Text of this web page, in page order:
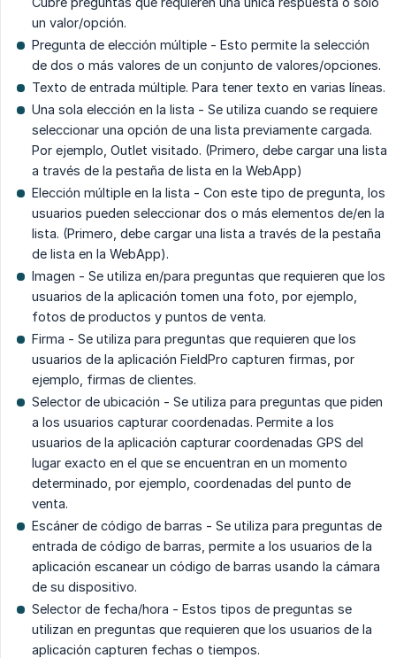
un valor/opción.
Pregunta de elección múltiple - Esto permite la selección
de dos o más valores de un conjunto de valores/opciones.
Texto de entrada múltiple. Para tener texto en varias líneas.
Una sola elección en la lista - Se utiliza cuando se requiere
seleccionar una opción de una lista previamente cargada.
Por ejemplo, Outlet visitado. (Primero, debe cargar una lista
a través de la pestaña de lista en la WebApp)
Elección múltiple en la lista - Con este tipo de pregunta, los
usuarios pueden seleccionar dos o más elementos de/en la
lista. (Primero, debe cargar una lista a través de la pestaña
de lista en la WebApp).
Imagen - Se utiliza en/para preguntas que requieren que los
usuarios de la aplicación tomen una foto, por ejemplo,
fotos de productos y puntos de venta.
Firma - Se utiliza para preguntas que requieren que los
usuarios de la aplicación FieldPro capturen firmas, por
ejemplo, firmas de clientes.
Selector de ubicación - Se utiliza para preguntas que piden
a los usuarios capturar coordenadas. Permite a los
usuarios de la aplicación capturar coordenadas GPS del
lugar exacto en el que se encuentran en un momento
determinado, por ejemplo, coordenadas del punto de
venta.
Escáner de código de barras - Se utiliza para preguntas de
entrada de código de barras, permite a los usuarios de la
aplicación escanear un código de barras usando la cámara
de su dispositivo.
Selector de fecha/hora - Estos tipos de preguntas se
utilizan en preguntas que requieren que los usuarios de la
aplicación capturen fechas o tiempos.